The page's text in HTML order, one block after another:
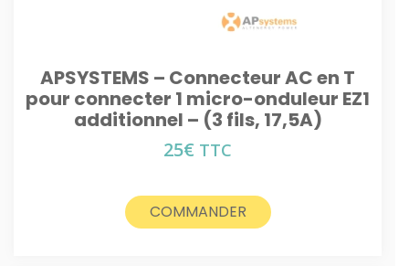
APSYSTEMS – Connecteur AC en T
pour connecter 1 micro-onduleur EZ1
additionnel – (3 fils, 17,5A)
25€ TTC
COMMANDER